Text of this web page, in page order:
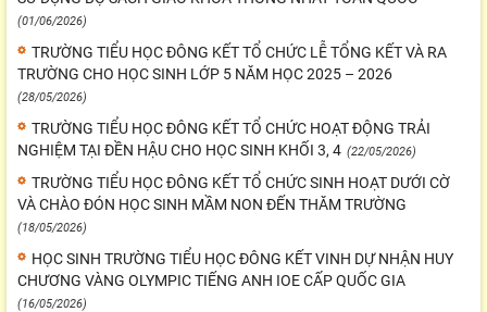
(01/06/2026)
TRƯỜNG TIỂU HỌC ĐÔNG KẾT TỔ CHỨC LỄ TỔNG KẾT VÀ RA
TRƯỜNG CHO HỌC SINH LỚP 5 NĂM HỌC 2025 – 2026
(28/05/2026)
TRƯỜNG TIỂU HỌC ĐÔNG KẾT TỔ CHỨC HOẠT ĐỘNG TRẢI
NGHIỆM TẠI ĐỀN HẬU CHO HỌC SINH KHỐI 3, 4 (22/05/2026)
TRƯỜNG TIỂU HỌC ĐÔNG KẾT TỔ CHỨC SINH HOẠT DƯỚI CỜ
VÀ CHÀO ĐÓN HỌC SINH MẦM NON ĐẾN THĂM TRƯỜNG
(18/05/2026)
HỌC SINH TRƯỜNG TIỂU HỌC ĐÔNG KẾT VINH DỰ NHẬN HUY
CHƯƠNG VÀNG OLYMPIC TIẾNG ANH IOE CẤP QUỐC GIA
(16/05/2026)